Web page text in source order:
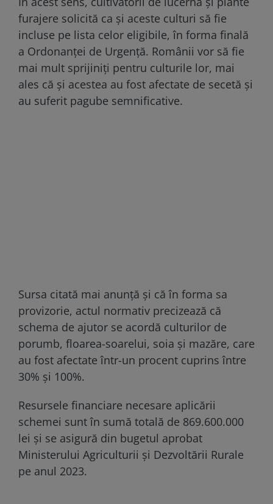
furajere solicită ca și aceste culturi să fie
incluse pe lista celor eligibile, în forma finală
a Ordonanței de Urgență. Românii vor să fie
mai mult sprijiniți pentru culturile lor, mai
ales că și acestea au fost afectate de secetă și
au suferit pagube semnificative.
Sursa citată mai anunță și că în forma sa
provizorie, actul normativ precizează că
schema de ajutor se acordă culturilor de
porumb, floarea-soarelui, soia și mazăre, care
au fost afectate într-un procent cuprins între
30% și 100%.
Resursele financiare necesare aplicării
schemei sunt în sumă totală de 869.600.000
lei și se asigură din bugetul aprobat
Ministerului Agriculturii și Dezvoltării Rurale
pe anul 2023.